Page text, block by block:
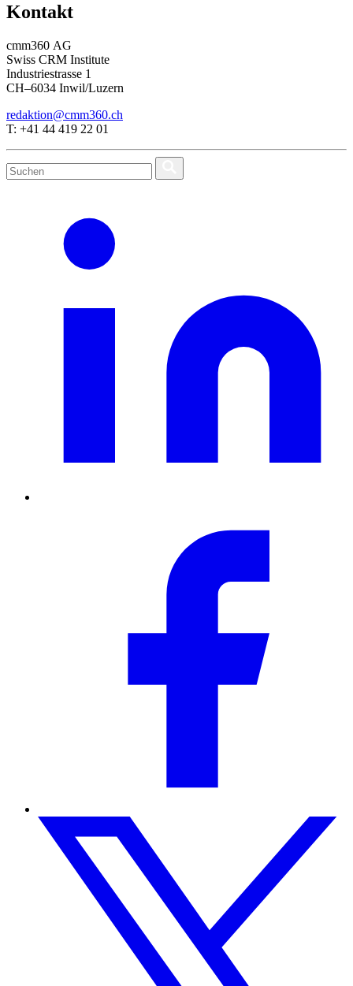
Kontakt
cmm360 AG
Swiss CRM Institute
Industriestrasse 1
CH–6034 Inwil/Luzern
redaktion@cmm360.ch
T: +41 44 419 22 01